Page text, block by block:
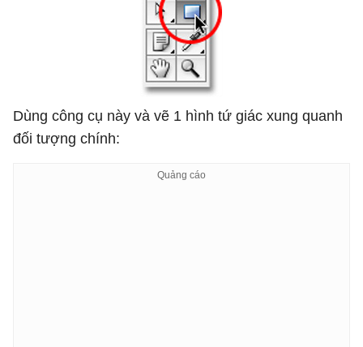
Dùng công cụ này và vẽ 1 hình tứ giác xung quanh
đối tượng chính: